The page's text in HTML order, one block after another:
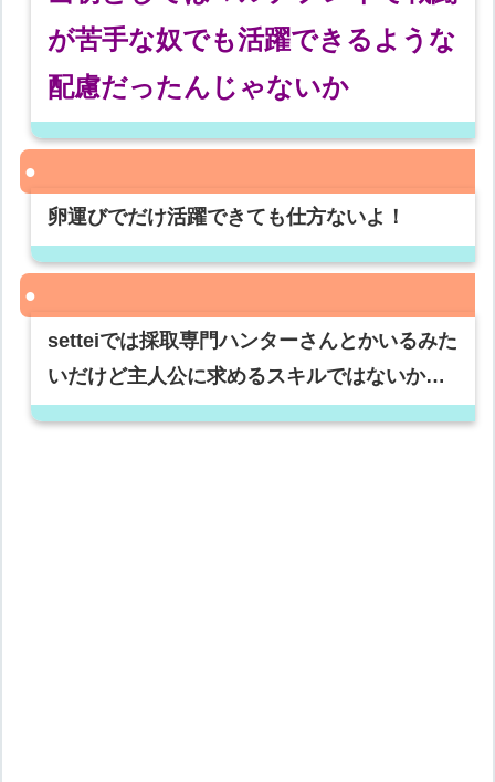
が苦手な奴でも活躍できるような
配慮だったんじゃないか
卵運びでだけ活躍できても仕方ないよ！
setteiでは採取専門ハンターさんとかいるみた
いだけど主人公に求めるスキルではないか…